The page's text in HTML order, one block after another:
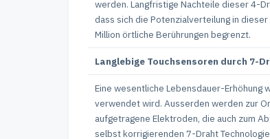
werden. Langfristige Nachteile dieser 4-
dass sich die Potenzialverteilung in
Million örtliche Berührungen begrenzt.
Langlebige Touchsensoren durch 7-
Eine wesentliche Lebensdauer-
verwendet wird. Ausserden werden zur
aufgetragene Elektroden, die auch zum
selbst korrigierenden 7-Draht